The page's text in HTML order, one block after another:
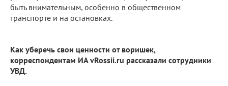
быть внимательным, особенно в общественном
транспорте и на остановках.
Как уберечь свои ценности от воришек,
корреспондентам ИА vRossii.ru рассказали сотрудники
УВД.